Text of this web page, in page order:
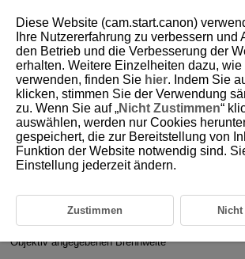
D101-203
Technische Daten
Typ
Typ:Digitale AF/AE-Systemkamera mit
Geeignete Objektive:CanonEF-M-Objektivgruppe
Verwenden des Adapters : Canon EF oder
Objektiv angegebenen Brennweite
Diese Website (cam.start.canon)
Ihre Nutzererfahrung zu verbessern und
den Betrieb und die Verbesserung der
erhalten. Weitere Einzelheiten dazu,
verwenden, finden Sie hier. Indem Sie
klicken, stimmen Sie der Verwendung
zu. Wenn Sie auf „Nicht Zustimmen“
auswählen, werden nur Cookies
gespeichert, die zur Bereitstellung von
Funktion der Website notwendig sind.
Einstellung jederzeit ändern.
Zustimmen